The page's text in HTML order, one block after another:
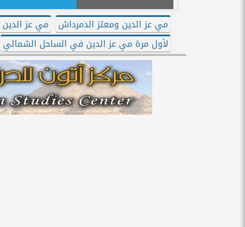
مي عز الدين ومعتز الدمرداش مي عز
لأول مرة مي عز الدين في الساحل الشمالي